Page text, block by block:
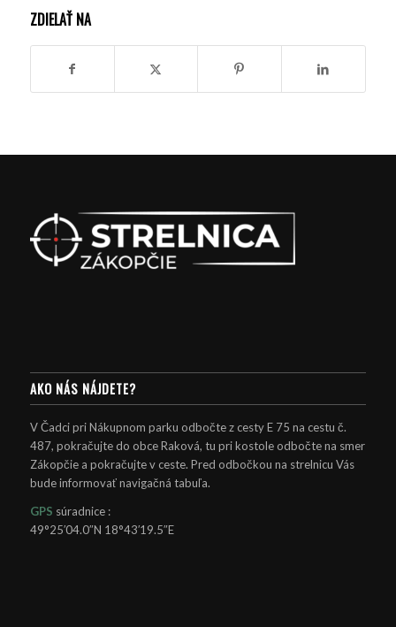
ZDIELAŤ NA
AKO NÁS NÁJDETE?
V Čadci pri Nákupnom parku odbočte z cesty E 75 na cestu č.
487, pokračujte do obce Raková, tu pri kostole odbočte na smer
Zákopčie a pokračujte v ceste. Pred odbočkou na strelnicu Vás
bude informovať navigačná tabuľa.
GPS súradnice :
49°25′04.0″N 18°43′19.5″E